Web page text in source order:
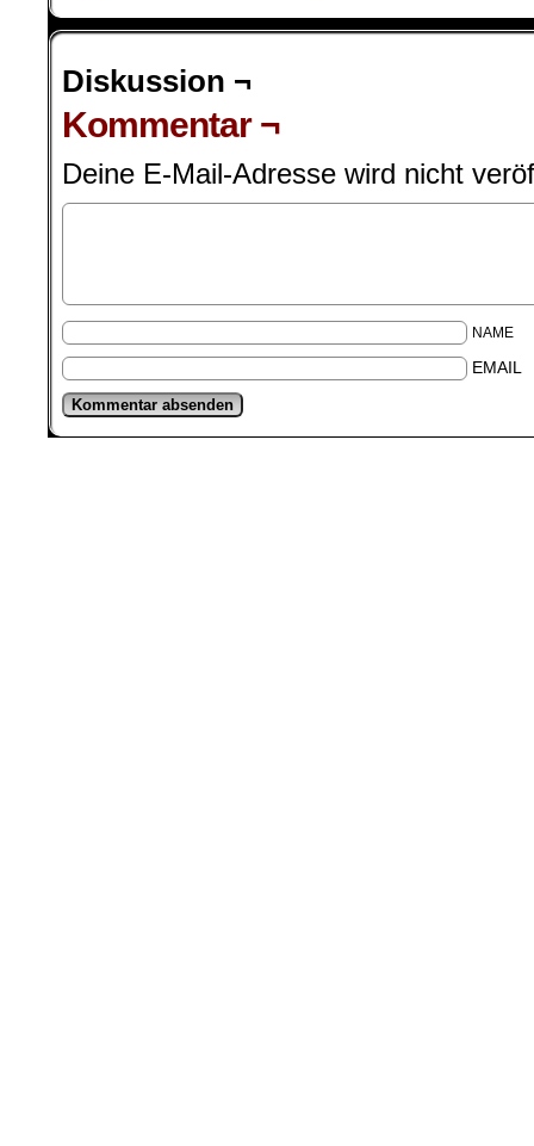
Diskussion ¬
Kommentar ¬
Deine E-Mail-Adresse wird nicht
NAME
EMAIL